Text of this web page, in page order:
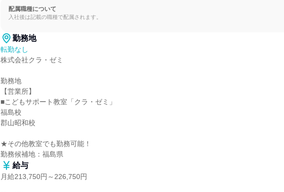
配属職種について
入社後は記載の職種で配属されます。
勤務地
転勤なし
株式会社クラ・ゼミ
勤務地
【営業所】
■こどもサポート教室「クラ・ゼミ」
福島校
郡山昭和校
★その他教室でも勤務可能！
勤務候補地：福島県
給与
月給213,750円～226,750円